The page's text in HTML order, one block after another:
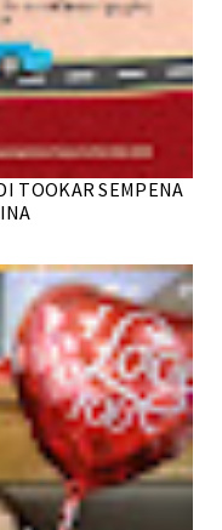
TOOKAR SEMPENA